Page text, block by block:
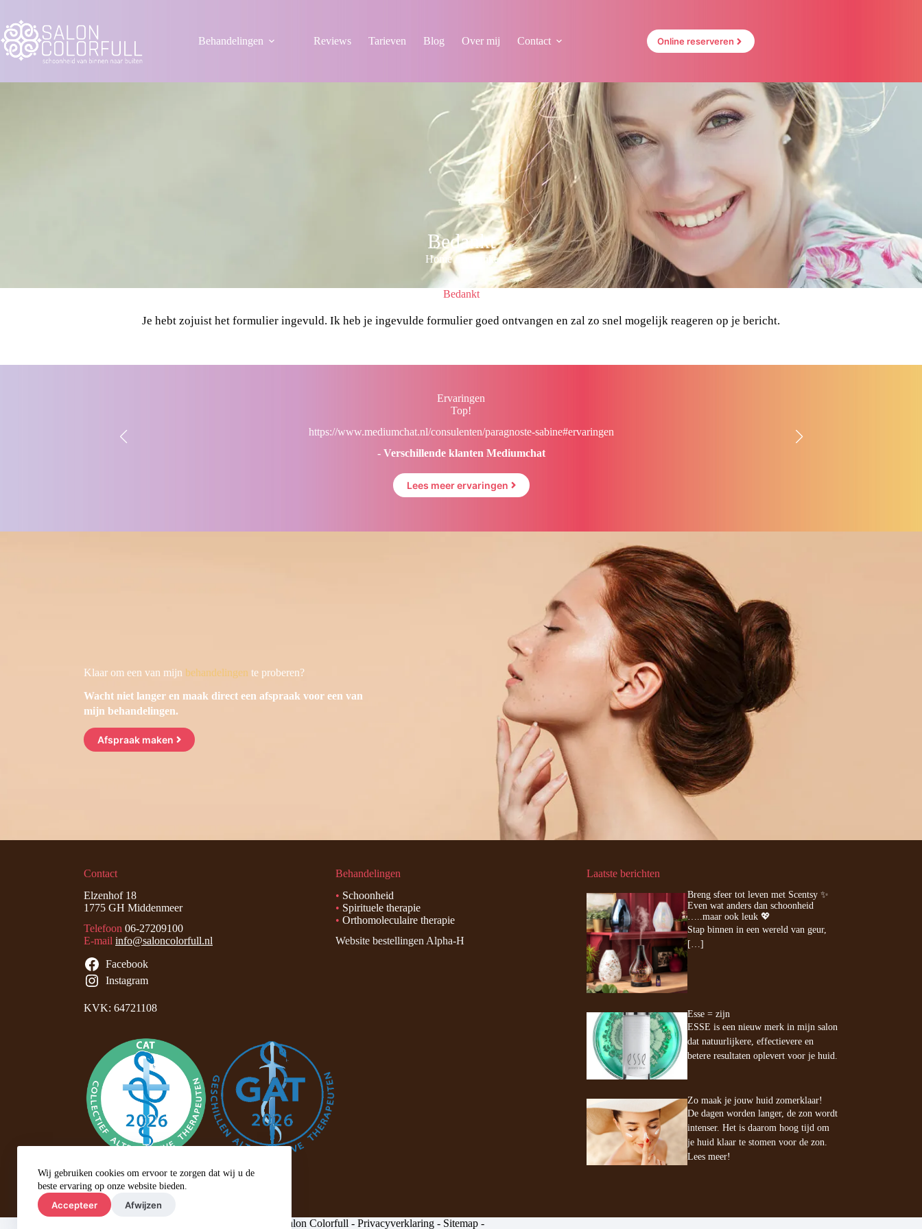
de
inhoud
Wij gebruiken cookies om ervoor te zorgen dat wij u de
beste ervaring op onze website bieden.
Accepteer Afwijzen
Behandelingen Reviews Tarieven Blog Over mij Contact Online reserveren
Bedankt
Home/ Bedankt
Bedankt
Je hebt zojuist het formulier ingevuld. Ik heb je ingevulde formulier goed ontvangen en zal zo snel mogelijk reageren op je bericht.
Ervaringen
Top!
https://www.mediumchat.nl/consulenten/paragnoste-sabine#ervaringen
- Verschillende klanten Mediumchat
Lees meer ervaringen
Klaar om een van mijn behandelingen te proberen?
Wacht niet langer en maak direct een afspraak voor een van
mijn behandelingen.
Afspraak maken
Contact
Elzenhof 18
1775 GH Middenmeer
Telefoon 06-27209100
E-mail info@saloncolorfull.nl
Facebook
Instagram
KVK: 64721108
Behandelingen
• Schoonheid
• Spirituele therapie
• Orthomoleculaire therapie
Website bestellingen Alpha-H
Laatste berichten
Breng sfeer tot leven met Scentsy ✨
Even wat anders dan schoonheid
…..maar ook leuk 💖
Stap binnen in een wereld van geur,
[…]
Esse = zijn
ESSE is een nieuw merk in mijn salon
dat natuurlijkere, effectievere en
betere resultaten oplevert voor je huid.
Zo maak je jouw huid zomerklaar!
De dagen worden langer, de zon wordt
intenser. Het is daarom hoog tijd om
je huid klaar te stomen voor de zon.
Lees meer!
Salon Colorfull - Privacyverklaring- Sitemap-